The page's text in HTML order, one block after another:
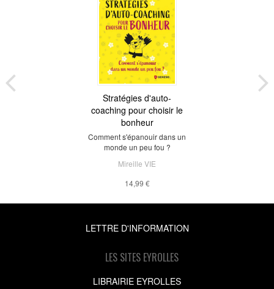
Stratégies d'auto-
coaching pour choisir le
bonheur
Comment s'épanouir dans un
monde un peu fou ?
Mireille VIE
14,99 €
LETTRE D'INFORMATION
LES SITES EYROLLES
LIBRAIRIE EYROLLES